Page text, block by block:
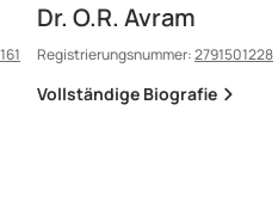
Dr. O.R. Avram
Registrierungsnummer:2791501228
Vollständige Biografie